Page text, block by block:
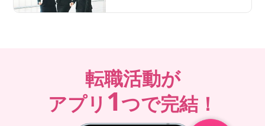
転職活動が
アプリ 1つで完結！